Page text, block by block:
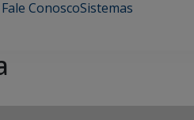
Fale ConoscoSistemas